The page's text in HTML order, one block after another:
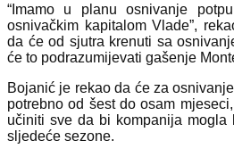
“Imamo u planu osnivanje
osnivačkim kapitalom Vlade”,
da će od sjutra krenuti sa
će to podrazumijevati gašenje
Bojanić je rekao da će za
potrebno od šest do osam
učiniti sve da bi kompanija mogla
sljedeće sezone.